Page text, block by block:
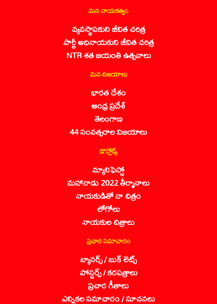
మన నాయకత్వం
వ్యవస్థాపకుని జీవిత చరిత్ర
పార్టీ అధినాయకుని జీవిత చరిత్ర
NTR శత జయంతి ఉత్సవాలు
మన విజయాలు
భారత దేశం
ఆంధ్ర ప్రదేశ్
తెలంగాణ
44 సంవత్సరాల విజయాలు
డౌన్లోడ్స్
మ్యానిఫెస్టో
మహానాడు 2022 తీర్మానాలు
నాయకుడితో నా చిత్రం
లోగోలు
నాయకుల చిత్రాలు
ప్రచార సమాచారం
బ్యానర్స్ / బుక్ లెట్స్
పోస్టర్స్ / కరపత్రాలు
ప్రచార గీతాలు
ఎన్నికల సమాచారం / సూచనలు